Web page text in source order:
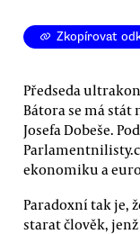
Zkopírovat
Předseda
Bátora se má
Josefa Dobeše.
ekonomiku a
Paradoxní tak je,
starat člověk,